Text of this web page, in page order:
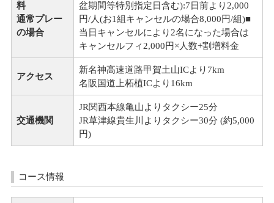
料
通常プレー
の場合
盆期間等特別指定日含む):7日前より2,000
円/人(お1組キャンセルの場合8,000円/組)■
当日キャンセルにより2名になった場合は
キャンセルフィ2,000円×人数+割増料金
アクセス
新名神高速道路甲賀土山ICより7km
名阪国道上柘植ICより16km
交通機関
JR関西本線亀山よりタクシー25分
JR草津線貴生川よりタクシー30分 (約5,000
円)
コース情報